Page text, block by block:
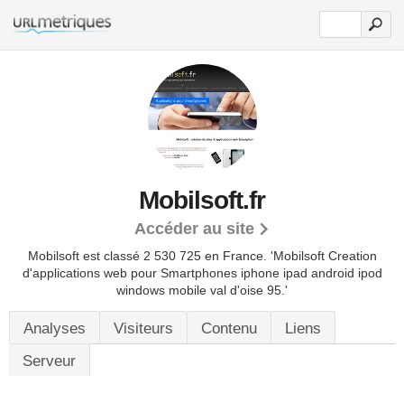
Mobilsoft.fr
Accéder au site
Mobilsoft est classé 2 530 725 en France. 'Mobilsoft Creation
d'applications web pour Smartphones iphone ipad android ipod
windows mobile val d'oise 95.'
Analyses Visiteurs Contenu
Liens
Serveur